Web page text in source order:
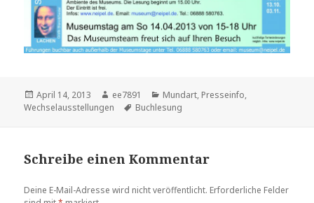
Veröffentlicht
am
April 14, 2013 Autor
ee7891 Kategorien
Mundart, Presseinfo,
Wechselausstellungen
Schlagwörter
Buchlesung
Schreibe einen Kommentar
Deine E-Mail-Adresse wird nicht veröffentlicht. Erforderliche Felder